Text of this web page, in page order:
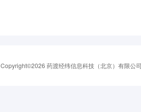
Copyright©2026 药渡经纬信息科技（北京）有限公